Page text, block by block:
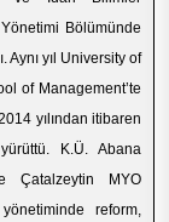
Bölümünde
yıl University of
of Management’te
yılından itibaren
K.Ü. Abana
Çatalzeytin MYO
reform,